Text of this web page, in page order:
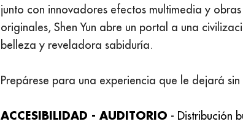
junto con innovadores efectos multimedia y
originales, Shen Yun abre un portal a una
belleza y reveladora sabiduría.
Prepárese para una experiencia que le dejará
ACCESIBILIDAD - AUDITORIO - Distribución